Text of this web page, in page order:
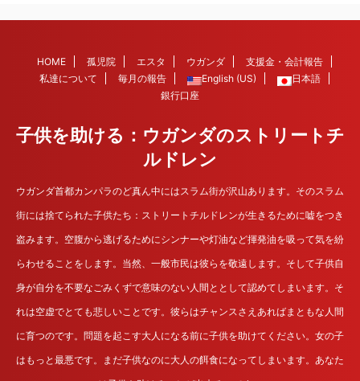
HOME 孤児院 エスタ ウガンダ
支援金・会計報告
私達について
毎月の報告 English (US)
日本語
銀行口座
子供を助ける：ウガンダのストリートチ
ルドレン
ウガンダ首都カンパラのど真ん中にはスラム街が沢山あります。そのスラム
街には捨てられた子供たち：ストリートチルドレンが生きるために嘘をつき
盗みます。空腹から逃げるためにシンナーや灯油など揮発油を吸って気を紛
らわせることをします。当然、一般市民は彼らを敬遠します。そして子供自
身が自分を不要なごみくずで意味のない人間ととして認めてしまいます。そ
れは空虚でとても悲しいことです。彼らはチャンスさえあればまともな人間
に育つのです。問題を起こす大人になる前に子供を助けてください。女の子
はもっと最悪です。まだ子供なのに大人の餌食になってしまいます。あなた